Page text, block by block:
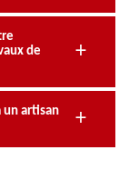
de
un artisan